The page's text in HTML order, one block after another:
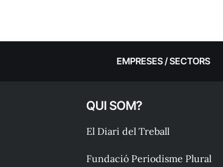
EMPRESES / SECTORS
QUI SOM?
El Diari del Treball
Fundació Periodisme Plural